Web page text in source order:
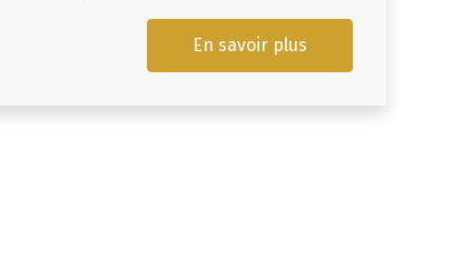
En savoir plus